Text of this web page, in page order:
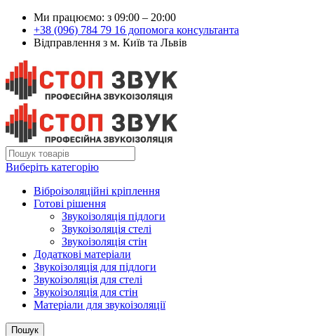
Ми працюємо: з 09:00 – 20:00
+38 (096) 784 79 16 допомога консультанта
Відправлення з м. Київ та Львів
Виберіть категорію
Віброізоляційні кріплення
Готові рішення
Звукоізоляція підлоги
Звукоізоляція стелі
Звукоізоляція стін
Додаткові матеріали
Звукоізоляція для підлоги
Звукоізоляція для стелі
Звукоізоляція для стін
Матеріали для звукоізоляції
Пошук